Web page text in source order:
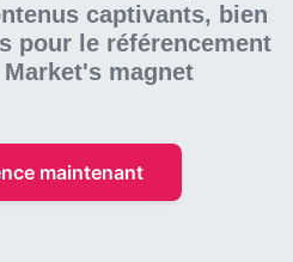
captivants, bien
pour le référencement
Market's magnet
maintenant